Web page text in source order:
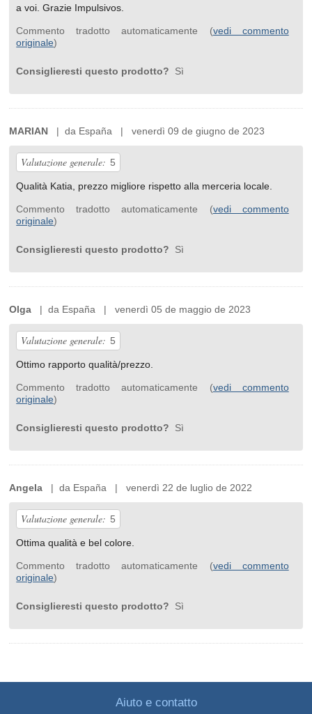
a voi. Grazie Impulsivos.
Commento tradotto automaticamente (vedi commento
originale)
Consiglieresti questo prodotto? Sì
MARIAN | da España | venerdì 09 de giugno de 2023
Valutazione generale: 5
Qualità Katia, prezzo migliore rispetto alla merceria locale.
Commento tradotto automaticamente (vedi commento
originale)
Consiglieresti questo prodotto? Sì
Olga | da España | venerdì 05 de maggio de 2023
Valutazione generale: 5
Ottimo rapporto qualità/prezzo.
Commento tradotto automaticamente (vedi commento
originale)
Consiglieresti questo prodotto? Sì
Angela | da España | venerdì 22 de luglio de 2022
Valutazione generale: 5
Ottima qualità e bel colore.
Commento tradotto automaticamente (vedi commento
originale)
Consiglieresti questo prodotto? Sì
Aiuto e contatto